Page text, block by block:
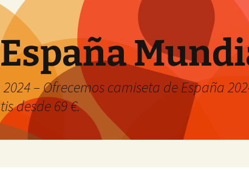
– Ofrecemos camiseta de España
desde 69 €.